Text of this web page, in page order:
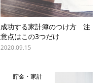
成功する家計簿のつけ方 注
意点はこの3つだけ
2020.09.15
貯金・家計